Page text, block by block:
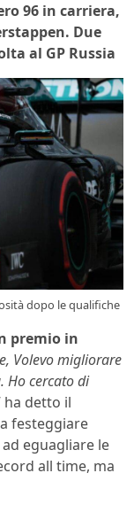
96 in carriera,
Due
al GP Russia
dopo le qualifiche
premio in
Volevo migliorare
Ho cercato di
ha detto il
festeggiare
eguagliare le
all time, ma